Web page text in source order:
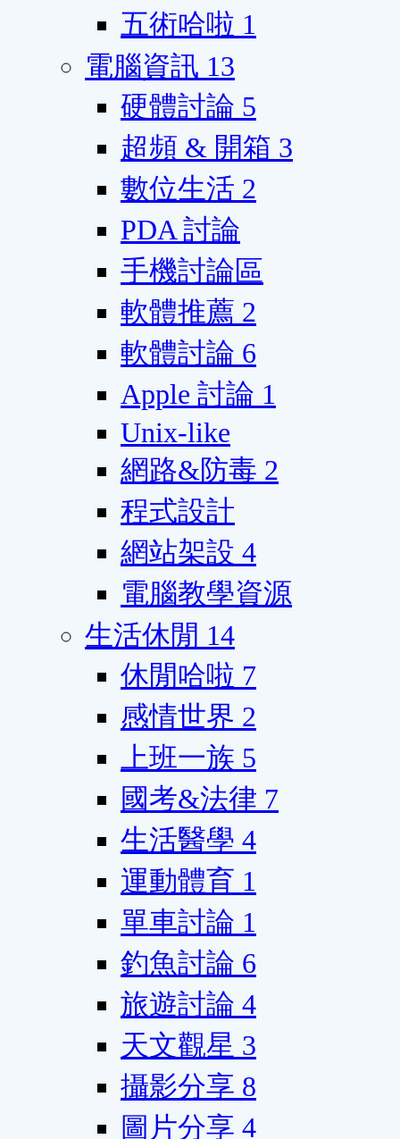
五術哈啦 1
電腦資訊 13
硬體討論 5
超頻 & 開箱 3
數位生活 2
PDA 討論
手機討論區
軟體推薦 2
軟體討論 6
Apple 討論 1
Unix-like
網路&防毒 2
程式設計
網站架設 4
電腦教學資源
生活休閒 14
休閒哈啦 7
感情世界 2
上班一族 5
國考&法律 7
生活醫學 4
運動體育 1
單車討論 1
釣魚討論 6
旅遊討論 4
天文觀星 3
攝影分享 8
圖片分享 4